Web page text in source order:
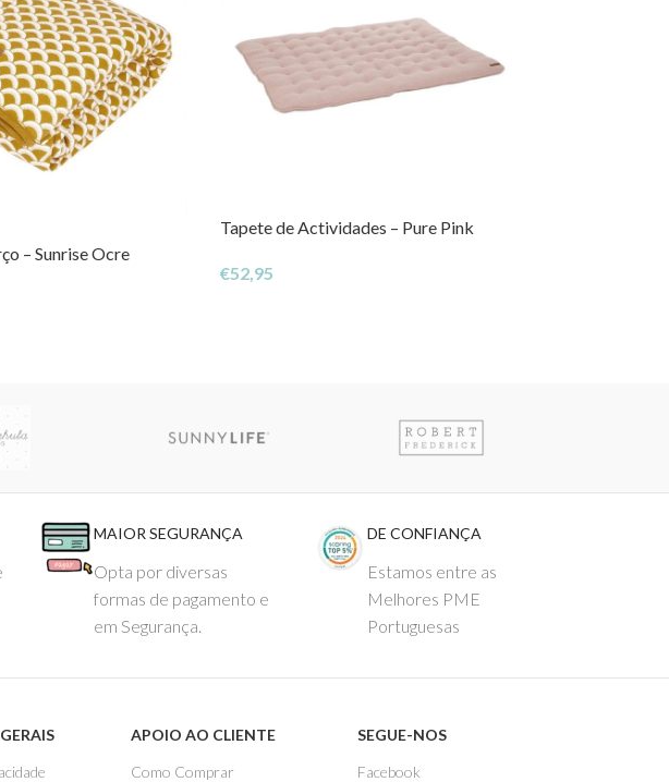
– Sunrise Ocre
Tapete de Actividades – Pure Pink
€52,95
MAIOR SEGURANÇA
Opta por diversas
formas de pagamento e
em Segurança.
DE CONFIANÇA
Estamos entre as
Melhores PME
Portuguesas
APOIO AO CLIENTE
Como Comprar
SEGUE-NOS
Facebook